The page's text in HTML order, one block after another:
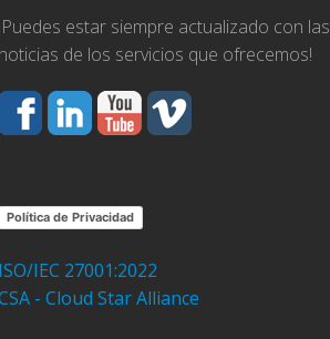
¡Puedes estar siempre actualizado con las
noticias de los servicios que ofrecemos!
Política de Privacidad
ISO/IEC 27001:2022
- Cloud Star Alliance